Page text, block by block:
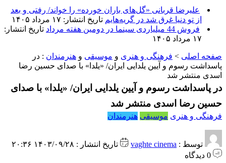
علیرضا قربانی «گل‌های باران خورده» را خواند/ رفتی و بعد
از تو دنیا غرق شد در گریه‌هایم تاریخ انتشار: ۱۷ مرداد ۱۴۰۵
فروش 44 میلیاردی سینما در دومین هفته مرداد
تاریخ انتشار:
۱۷ مرداد ۱۴۰۵
صفحه اصلی > فرهنگی و هنری و موسیقی و هنرمندان : در
پاسداشت رسوم و آیین یلدایی ایران/ «یلدا» با صدای حسین رضا
اسدی منتشر شد
در پاسداشت رسوم و آیین یلدایی ایران/ «یلدا» با صدای
حسین رضا اسدی منتشر شد
فرهنگی و هنری موسیقی هنرمندان
توسط : vaghte cinema
تاریخ انتشار : ۱۴۰۳/۰۹/۲۸ ۲۰:۳۶